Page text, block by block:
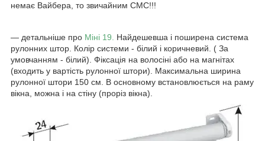
немає Вайбера, то звичайним СМС!!!
― детальніше про Міні 19. Найдешевша і поширена система
рулонних штор. Колір системи - білий і коричневий. ( За
умовчанням - білий). Фіксація на волосіні або на магнітах
(входить у вартість рулонної штори). Максимальна ширина
рулонної штори 150 см. В основному встановлюється на раму
вікна, можна і на стіну (проріз вікна).